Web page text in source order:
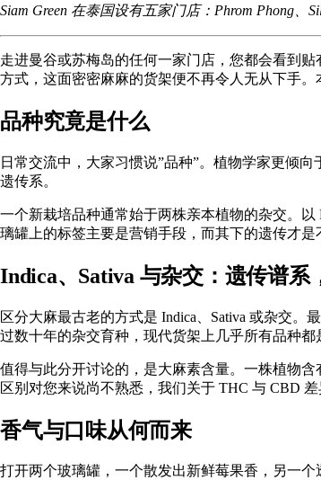
Siam Green 在泰国设有五家门店： Phrom Phong、
走进曼谷或苏梅岛的任何一家门店，您都会看到贴
方式，这面密密麻麻的货架便不再令人无从下手。
品种究竟是什么
日常交流中，大家习惯说”品种”。植物学家更倾
遗传系。
一个新栽培品种通常始于两株亲本植物的杂交。以
璃罐上的标签主要是营销手段，而其下的遗传才是
Indica、Sativa 与杂交：遗传谱系
区分大麻最古老的方式是 Indica、Sativa 或杂交。
过数十年的杂交育种，现代货架上几乎所有品种
值得与此分开讨论的，是大麻素含量。一株植物
区别对您来说尚不熟悉，我们关于 THC 与 CBD 差
香气与口味从何而来
打开两个玻璃罐，一个散发出新鲜莓果香，另一